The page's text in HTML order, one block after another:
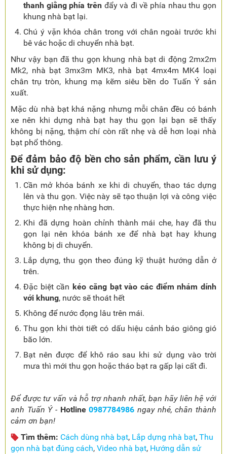
thanh giằng phía trênđẩy và đi về phía nhau thu gọn
khung nhà bạt lại.
Chú ý vặn khóa chân trong với chân ngoài trước khi
bê vác hoặc di chuyển nhà bạt.
Như vậy bạn đã thu gọn khung nhà bạt di động 2mx2m
Mk2, nhà bạt 3mx3m MK3, nhà bạt 4mx4m MK4 loại
chân trụ tròn, khung mạ kẽm siêu bền do Tuấn Ý sản
xuất.
Mặc dù nhà bạt khá nặng nhưng mỗi chân đều có bánh
xe nên khi dựng nhà bạt hay thu gọn lại bạn sẽ thấy
không bị nặng, thậm chí còn rất nhẹ và dễ hơn loại nhà
bạt phổ thông.
Để đảm bảo độ bền cho sản phẩm, cần lưu ý
khi sử dụng:
Cần mở khóa bánh xe khi di chuyển, thao tác dựng
lên và thu gọn. Việc này sẽ tạo thuận lợi và công việc
thực hiện nhẹ nhàng hơn.
Khi đã dựng hoàn chỉnh thành mái che, hay đã thu
gọn lại nên khóa bánh xe để nhà bạt hay khung
không bị di chuyển.
Lắp dựng, thu gọn theo đúng kỹ thuật hướng dẫn ở
trên.
Đặc biệt cần kéo căng bạt vào các điểm nhám dính
với khung, nước sẽ thoát hết
Không để nước đọng lâu trên mái.
Thu gọn khi thời tiết có dấu hiệu cảnh báo giông gió
bão lớn.
Bạt nên được để khô ráo sau khi sử dụng vào trời
mưa thì mới thu gọn hoặc tháo bạt ra gấp lại cất đi.
Để được tư vấn và hỗ trợ nhanh nhất, bạn hãy liên hệ với
anh Tuấn Ý - Hotline0987784986 ngay nhé, chân thành
cảm ơn bạn!
Tìm thêm: Cách dùng nhà bạt, Lắp dựng nhà bạt, Thu
gọn nhà bạt đúng cách, Video nhà bạt, Hướng dẫn sử